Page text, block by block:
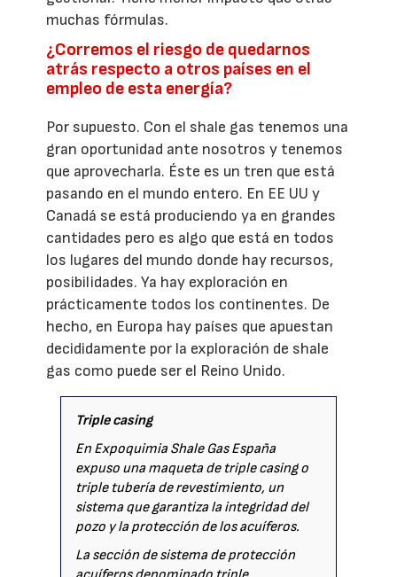
muchas fórmulas.
¿Corremos el riesgo de quedarnos
atrás respecto a otros países en el
empleo de esta energía?
Por supuesto. Con el shale gas tenemos una
gran oportunidad ante nosotros y tenemos
que aprovecharla. Éste es un tren que está
pasando en el mundo entero. En EE UU y
Canadá se está produciendo ya en grandes
cantidades pero es algo que está en todos
los lugares del mundo donde hay recursos,
posibilidades. Ya hay exploración en
prácticamente todos los continentes. De
hecho, en Europa hay países que apuestan
decididamente por la exploración de shale
gas como puede ser el Reino Unido.
Triple casing
En Expoquimia Shale Gas España
expuso una maqueta de triple casing o
triple tubería de revestimiento, un
sistema que garantiza la integridad del
pozo y la protección de los acuíferos.
La sección de sistema de protección